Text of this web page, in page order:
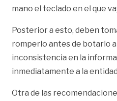
mano el teclado en el que
Posterior a esto, deben
romperlo antes de botarlo a
inconsistencia en la
inmediatamente a la
Otra de las